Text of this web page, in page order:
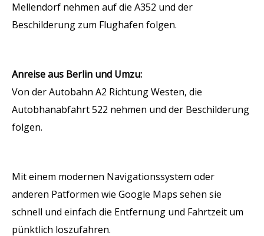
Mellendorf nehmen auf die A352 und der
Beschilderung zum Flughafen folgen.
Anreise aus Berlin und Umzu:
Von der Autobahn A2 Richtung Westen, die
Autobhanabfahrt 522 nehmen und der Beschilderung
folgen.
Mit einem modernen Navigationssystem oder
anderen Patformen wie Google Maps sehen sie
schnell und einfach die Entfernung und Fahrtzeit um
pünktlich loszufahren.